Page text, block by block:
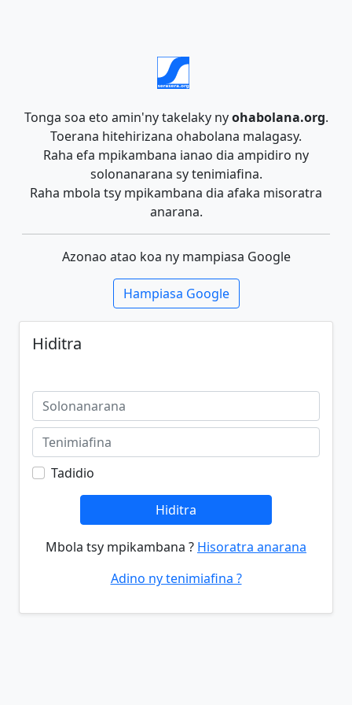
Tonga soa eto amin'ny takelaky nyohabolana.org.
Toerana hitehirizana ohabolana malagasy.
Raha efa mpikambana ianao dia ampidiro ny
solonanarana sy tenimiafina.
Raha mbola tsy mpikambana dia afaka misoratra
anarana.
Azonao atao koa ny mampiasa Google
Hampiasa Google
Hiditra
Tadidio
Hiditra
Mbola tsy mpikambana ? Hisoratra anarana
Adino ny tenimiafina ?